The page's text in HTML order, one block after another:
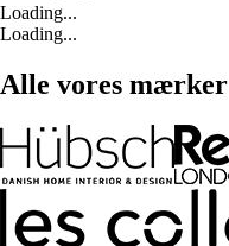
Loading...
Loading...
Alle vores mærker